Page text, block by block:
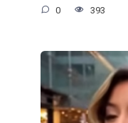
0 393